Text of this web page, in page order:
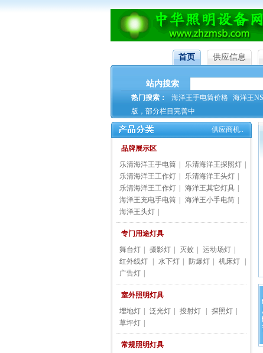
首页 供应信息
站内搜索
热门搜索： 海洋王手电筒价格 海洋王
版，部分栏目完善中
供应商机..
品牌展示区
乐清海洋王手电筒
乐清海洋王探照灯
乐清海洋王工作灯
乐清海洋王头灯
乐清海洋王工作灯
海洋王其它灯具
海洋王充电手电筒
海洋王小手电筒
海洋王头灯
专门用途灯具
舞台灯
摄影灯 灭蚊 运动场灯
红外线灯
水下灯 防爆灯 机床灯
广告灯
室外照明灯具
埋地灯
泛光灯 投射灯 探照灯
草坪灯
常规照明灯具